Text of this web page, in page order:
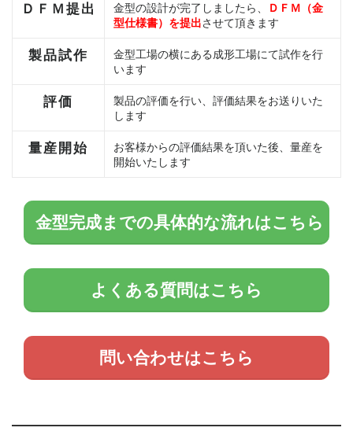
ＤＦＭ提出 金型の設計が完了しましたら、
ＤＦＭ（金
型仕様書）を提出させて頂きます
製品試作
金型工場の横にある成形工場にて試作を行
います
評価
製品の評価を行い、評価結果をお送りいた
します
量産開始
お客様からの評価結果を頂いた後、量産を
開始いたします
金型完成までの具体的な流れはこちら
よくある質問はこちら
問い合わせはこちら